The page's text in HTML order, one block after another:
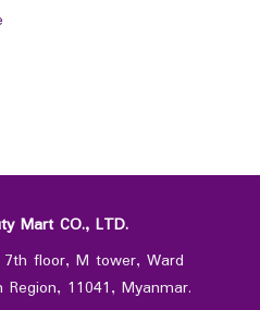
Mart CO., LTD.
7th floor, M tower, Ward
11041, Myanmar.